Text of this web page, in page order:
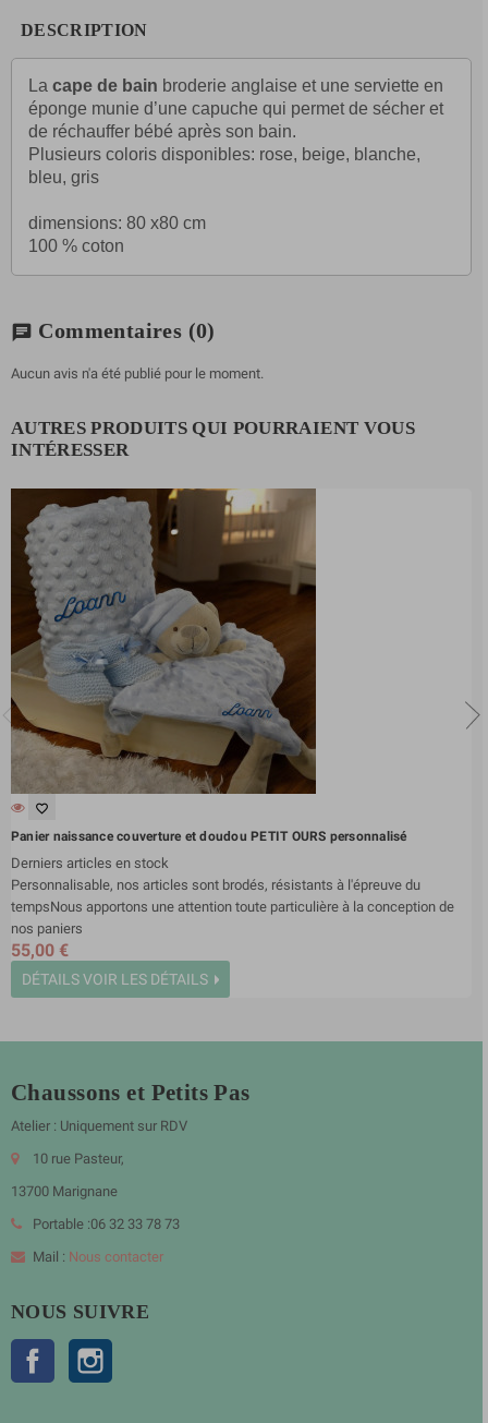
DESCRIPTION
La cape de bain broderie anglaise et une serviette en
éponge munie d’une capuche qui permet de sécher et
de réchauffer bébé après son bain.
Plusieurs coloris disponibles: rose, beige, blanche,
bleu, gris
dimensions: 80 x80 cm
100 % coton
chat Commentaires (0)
Aucun avis n'a été publié pour le moment.
AUTRES PRODUITS QUI POURRAIENT VOUS
INTÉRESSER
favorite_border
Panier naissance couverture et doudou PETIT OURS personnalisé
Derniers articles en stock
Personnalisable, nos articles sont brodés, résistants à l'épreuve du
tempsNous apportons une attention toute particulière à la conception de
nos paniers
55,00 €
DÉTAILSVOIR LES DÉTAILS
Chaussons et Petits Pas
Atelier : Uniquement sur RDV
10 rue Pasteur,
13700 Marignane
Portable :06 32 33 78 73
Mail : Nous contacter
NOUS SUIVRE
Facebook